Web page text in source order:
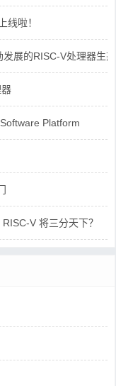
线啦！
展的RISC-V处理器生态
Platform
V 将三分天下？